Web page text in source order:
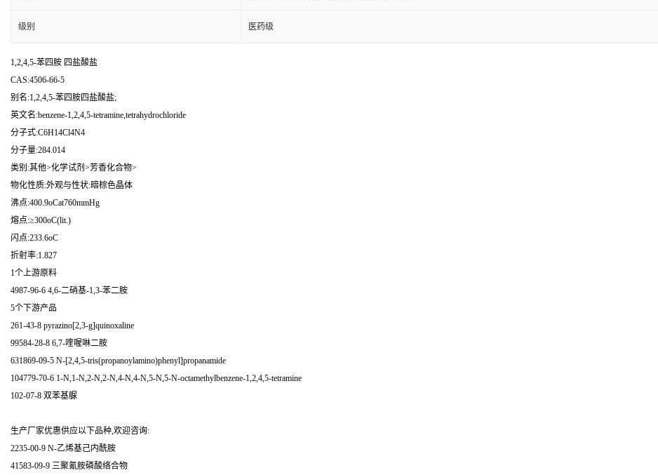
级别 医药级
1,2,4,5-苯四胺 四盐酸盐
CAS:4506-66-5
别名:1,2,4,5-苯四胺四盐酸盐;
英文名:benzene-1,2,4,5-tetramine,tetrahydrochloride
分子式:C6H14Cl4N4
分子量:284.014
类别:其他>化学试剂>芳香化合物>
物化性质:外观与性状:暗棕色晶体
沸点:400.9oCat760mmHg
熔点:≥300oC(lit.)
闪点:233.6oC
折射率:1.827
1个上游原料
4987-96-6 4,6-二硝基-1,3-苯二胺
5个下游产品
261-43-8 pyrazino[2,3-g]quinoxaline
99584-28-8 6,7-喹喔啉二胺
631869-09-5 N-[2,4,5-tris(propanoylamino)phenyl]propanamide
104779-70-6 1-N,1-N,2-N,2-N,4-N,4-N,5-N,5-N-octamethylbenzene-1,2,4,5-tetramine
102-07-8 双苯基脲
生产厂家优惠供应以下品种,欢迎咨询:
2235-00-9 N-乙烯基己内酰胺
41583-09-9 三聚氰胺磷酸络合物